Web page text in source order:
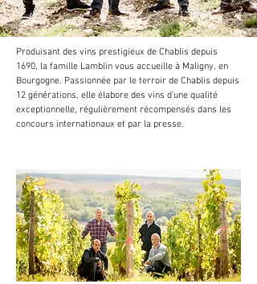
Produisant des vins prestigieux de Chablis depuis
1690, la famille Lamblin vous accueille à Maligny, en
Bourgogne. Passionnée par le terroir de Chablis depuis
12 générations, elle élabore des vins d'une qualité
exceptionnelle, régulièrement récompensés dans les
concours internationaux et par la presse.